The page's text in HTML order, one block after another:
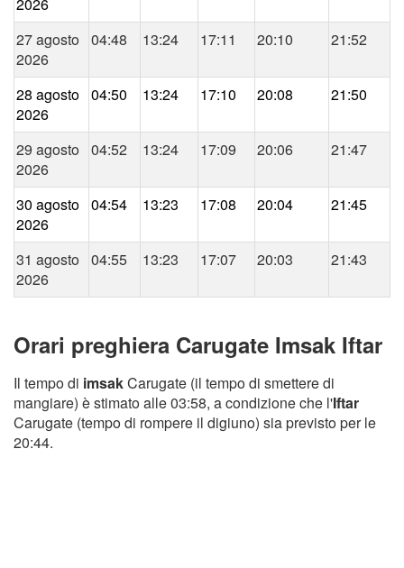
2026
27 agosto
2026
04:48 13:24 17:11 20:10 21:52
28 agosto
2026
04:50 13:24 17:10 20:08 21:50
29 agosto
2026
04:52 13:24 17:09 20:06 21:47
30 agosto
2026
04:54 13:23 17:08 20:04 21:45
31 agosto
2026
04:55 13:23 17:07 20:03 21:43
Orari preghiera Carugate Imsak Iftar
Il tempo di imsakCarugate (il tempo di smettere di
mangiare) è stimato alle 03:58, a condizione che l'Iftar
Carugate (tempo di rompere il digiuno) sia previsto per le
20:44.